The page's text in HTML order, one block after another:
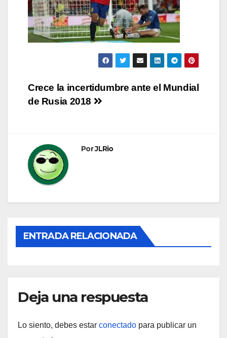
Navegación
Crece la incertidumbre ante el Mundial
de Rusia 2018
PorJLRio
ENTRADA RELACIONADA
Deja una respuesta
Lo siento, debes estar conectado para publicar un